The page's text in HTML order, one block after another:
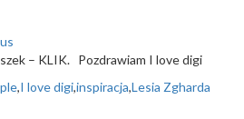
– KLIK. Pozdrawiam I love digi
,I love digi,inspiracja,Lesia Zgharda